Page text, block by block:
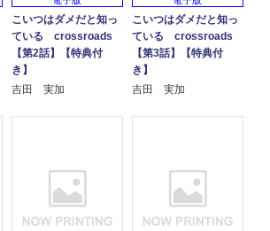
こいつはダメだと知っ
ている crossroads
【第2話】【特典付
き】
吉田 実加
こいつはダメだと知っ
ている crossroads
【第3話】【特典付
き】
吉田 実加